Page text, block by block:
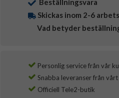
Beställningsvara
Skickas inom 2-6
Vad betyder
Personlig service från vår
Snabba leveranser från
Officiell Tele2-butik